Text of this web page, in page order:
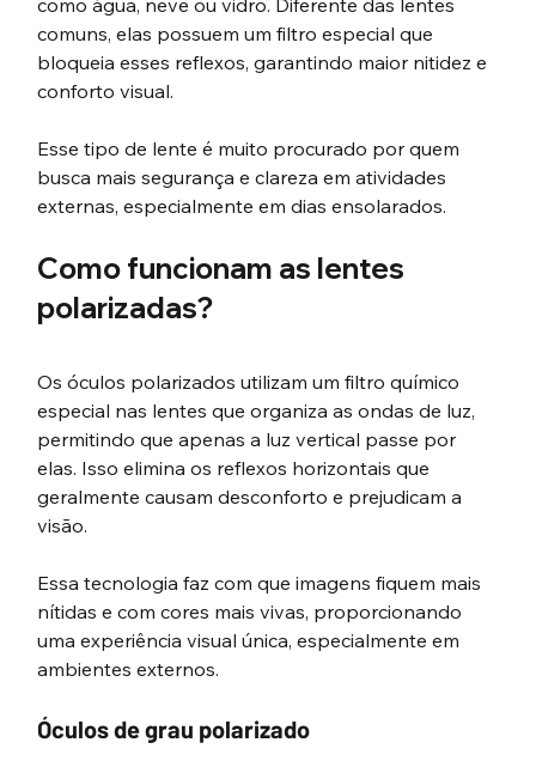
como água, neve ou vidro. Diferente das lentes
comuns, elas possuem um filtro especial que
bloqueia esses reflexos, garantindo maior nitidez e
conforto visual.
Esse tipo de lente é muito procurado por quem
busca mais segurança e clareza em atividades
externas, especialmente em dias ensolarados.
Como funcionam as lentes
polarizadas?
Os óculos polarizados utilizam um filtro químico
especial nas lentes que organiza as ondas de luz,
permitindo que apenas a luz vertical passe por
elas. Isso elimina os reflexos horizontais que
geralmente causam desconforto e prejudicam a
visão.
Essa tecnologia faz com que imagens fiquem mais
nítidas e com cores mais vivas, proporcionando
uma experiência visual única, especialmente em
ambientes externos.
Óculos de grau polarizado